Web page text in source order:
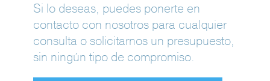
Si lo deseas, puedes ponerte en
contacto con nosotros para cualquier
consulta o solicitarnos un presupuesto,
sin ningún tipo de compromiso.